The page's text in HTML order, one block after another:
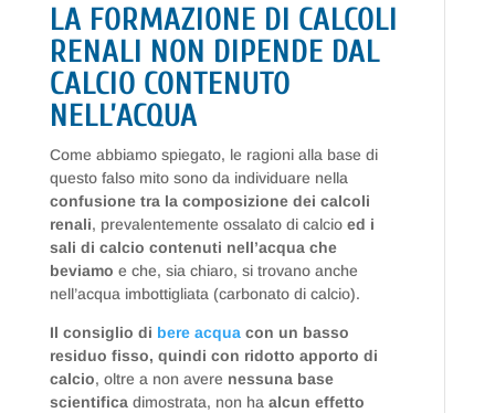
LA FORMAZIONE DI CALCOLI
RENALI NON DIPENDE DAL
CALCIO CONTENUTO
NELL’ACQUA
Come abbiamo spiegato, le ragioni alla base di
questo falso mito sono da individuare nella
confusione tra la composizione dei calcoli
renali, prevalentemente ossalato di calcio ed i
sali di calcio contenuti nell’acqua che
beviamo e che, sia chiaro, si trovano anche
nell’acqua imbottigliata (carbonato di calcio).
Il consiglio di bere acquacon un basso
residuo fisso, quindi con ridotto apporto di
calcio, oltre a non avere nessuna base
scientifica dimostrata, non ha alcun effetto